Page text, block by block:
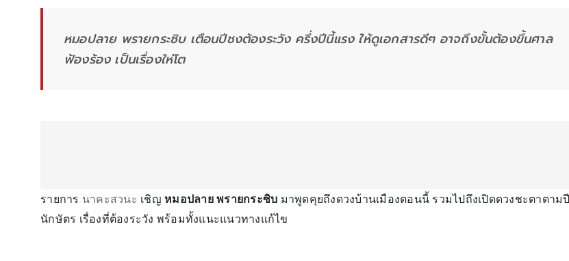
หมอปลาย พรายกระซิบ เตือนปีชงต้องระวัง ครึ่งปีนี้แรง ให้ดูเอกสารดีๆ อาจถึงขั้นต้องขึ้นศาล
ฟ้องร้อง เป็นเรื่องให่โต
รายการ นาคะสวนะ เชิญ หมอปลาย พรายกระซิบ มาพูดคุยถึงดวงบ้านเมืองตอนนี้ รวมไปถึงเปิดดวงชะตาตามปี
นักษัตร เรื่องที่ต้องระวัง พร้อมทั้งแนะแนวทางแก้ไข